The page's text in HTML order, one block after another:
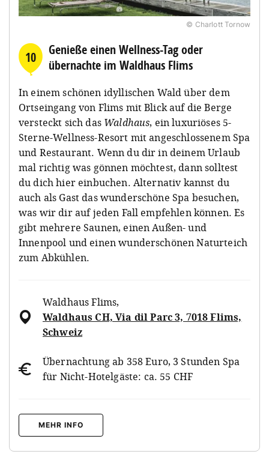
© Charlott Tornow
10
Genieße einen Wellness-Tag oder
übernachte im Waldhaus Flims
In einem schönen idyllischen Wald über dem
Ortseingang von Flims mit Blick auf die Berge
versteckt sich das Waldhaus, ein luxuriöses 5-
Sterne-Wellness-Resort mit angeschlossenem Spa
und Restaurant. Wenn du dir in deinem Urlaub
mal richtig was gönnen möchtest, dann solltest
du dich hier einbuchen. Alternativ kannst du
auch als Gast das wunderschöne Spa besuchen,
was wir dir auf jeden Fall empfehlen können. Es
gibt mehrere Saunen, einen Außen- und
Innenpool und einen wunderschönen Naturteich
zum Abkühlen.
Waldhaus Flims,
Waldhaus CH, Via dil Parc 3, 7018 Flims,
Schweiz
Übernachtung ab 358 Euro, 3 Stunden Spa
für Nicht-Hotelgäste: ca. 55 CHF
MEHR INFO